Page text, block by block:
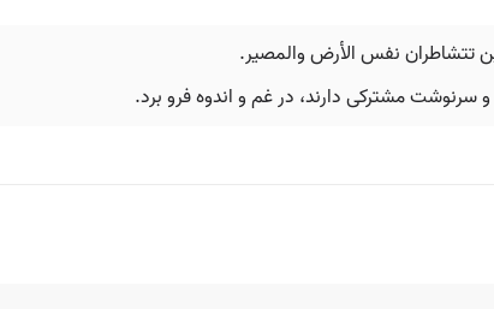
تتشاطران نفس الأرض والمصير.
مشترکی دارند، در غم و اندوه فرو برد.